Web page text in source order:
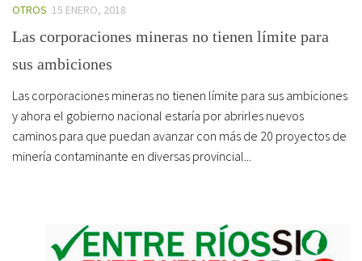
OTROS 15 ENERO, 2018
Las corporaciones mineras no tienen límite para
sus ambiciones
Las corporaciones mineras no tienen límite para sus ambiciones
y ahora el gobierno nacional estaría por abrirles nuevos
caminos para que puedan avanzar con más de 20 proyectos de
minería contaminante en diversas provincial...